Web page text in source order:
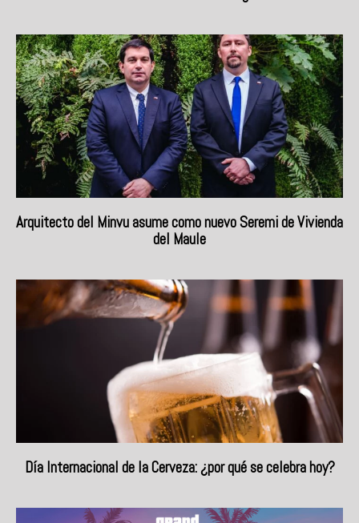
Arquitecto del Minvu asume como nuevo Seremi de Vivienda
del Maule
Día Internacional de la Cerveza: ¿por qué se celebra hoy?